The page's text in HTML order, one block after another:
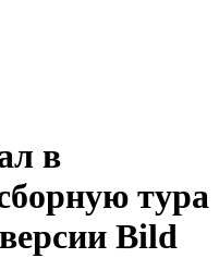
в
тура
Bild